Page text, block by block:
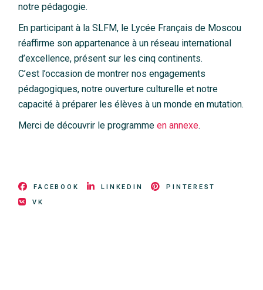
notre pédagogie.
En participant à la SLFM, le Lycée Français de Moscou
réaffirme son appartenance à un réseau international
d’excellence, présent sur les cinq continents.
C’est l’occasion de montrer nos engagements
pédagogiques, notre ouverture culturelle et notre
capacité à préparer les élèves à un monde en mutation.
Merci de découvrir le programmeen annexe.
FACEBOOK LINKEDIN
PINTEREST
VK